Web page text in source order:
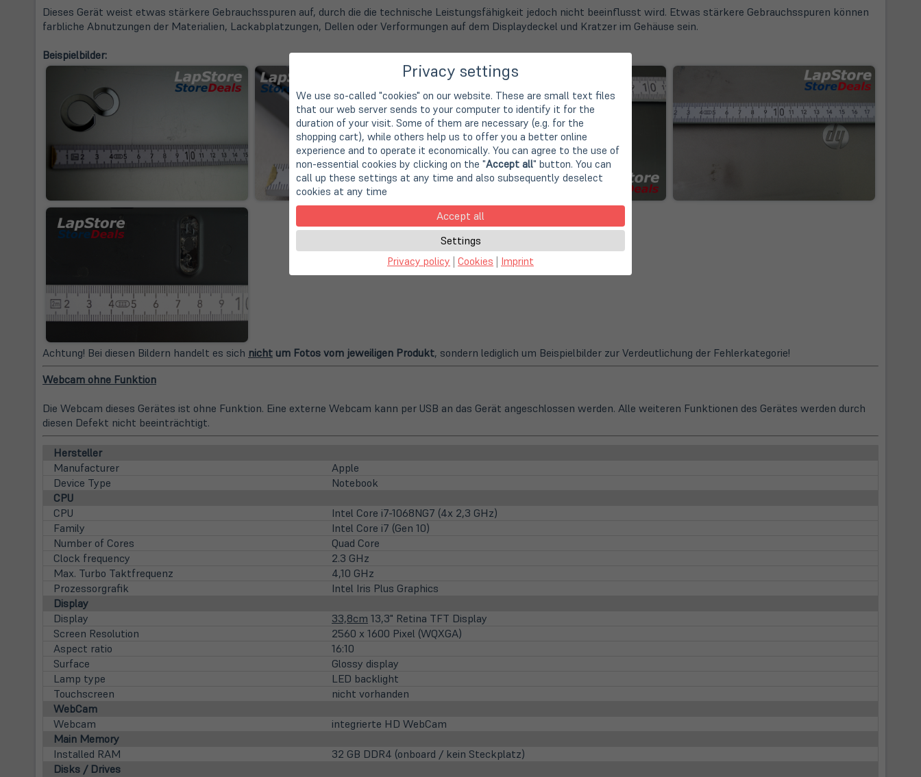
Dieses Gerät weist etwas stärkere Gebrauchsspuren auf, durch die die technische Leistungsfähigkeit jedoch nicht beeinflusst wird. Etwas stärkere Gebrauchsspuren können
farbliche Abnutzungen der Materialien, Lackabplatzungen, Dellen oder Verformungen auf dem Displaydeckel und Kratzer im Gehäuse sein.
Beispielbilder:
Achtung! Bei diesen Bildern handelt es sich nicht um Fotos vom jeweiligen Produkt, sondern lediglich um Beispielbilder zur Verdeutlichung der Fehlerkategorie!
Webcam ohne Funktion
Die Webcam dieses Gerätes ist ohne Funktion. Eine externe Webcam kann per USB an das Gerät angeschlossen werden. Alle weiteren Funktionen des Gerätes werden durch
diesen Defekt nicht beeinträchtigt.
Hersteller
Manufacturer
Apple
Device Type
Notebook
CPU
CPU
Intel Core i7-1068NG7 (4x 2,3 GHz)
Family
Intel Core i7 (Gen 10)
Number of Cores
Quad Core
Clock frequency
2.3 GHz
Max. Turbo Taktfrequenz
4,10 GHz
Prozessorgrafik
Intel Iris Plus Graphics
Display
Display
33,8cm 13,3" Retina TFT Display
Screen Resolution
2560 x 1600 Pixel (WQXGA)
Aspect ratio
16:10
Surface
Glossy display
Lamp type
LED backlight
Touchscreen
nicht vorhanden
WebCam
Webcam
integrierte HD WebCam
Main Memory
Installed RAM
32 GB DDR4 (onboard / kein Steckplatz)
Disks / Drives
Privacy settings
We use so-called "cookies" on our website. These are small text files
that our web server sends to your computer to identify it for the
duration of your visit. Some of them are necessary (e.g. for the
shopping cart), while others help us to offer you a better online
experience and to operate it economically. You can agree to the use of
non-essential cookies by clicking on the "Accept all" button. You can
call up these settings at any time and also subsequently deselect
cookies at any time
Accept all
Settings
Privacy policy | Cookies | Imprint